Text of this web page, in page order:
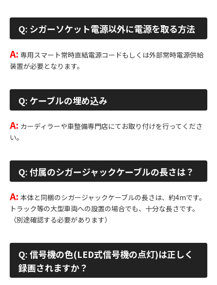
Q: シガーソケット電源以外に電源を取る方法
A: 専用スマート常時直結電源コードもしくは外部常時電源供給
装置が必要となります。
Q: ケーブルの埋め込み
A: カーディラーや車整備専門店にてお取り付けを行ってくださ
い。
Q: 付属のシガージャックケーブルの長さは？
A: 本体と同梱のシガージャックケーブルの長さは、約4mです。
トラック等の大型車両への設置の場合でも、十分な長さです。
（別途確認する必要があります）
Q: 信号機の色(LED式信号機の点灯)は正しく
録画されますか？